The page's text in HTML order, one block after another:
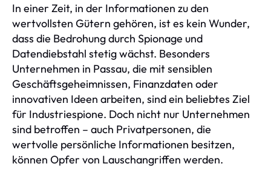
In einer Zeit, in der Informationen zu den
wertvollsten Gütern gehören, ist es kein Wunder,
dass die Bedrohung durch Spionage und
Datendiebstahl stetig wächst. Besonders
Unternehmen in Passau, die mit sensiblen
Geschäftsgeheimnissen, Finanzdaten oder
innovativen Ideen arbeiten, sind ein beliebtes Ziel
für Industriespione. Doch nicht nur Unternehmen
sind betroffen – auch Privatpersonen, die
wertvolle persönliche Informationen besitzen,
können Opfer von Lauschangriffen werden.